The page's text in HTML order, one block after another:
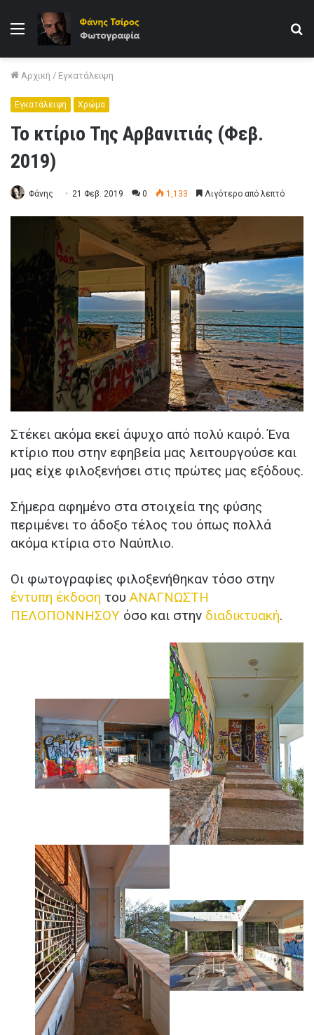
Μενού
Αρχική / Εγκατάλειψη
Εγκατάλειψη Χρώμα
Το κτίριο Της Αρβανιτιάς (Φεβ.
2019)
Φάνης 21 Φεβ. 2019 0 1,133 Λιγότερο από λεπτό
Στέκει ακόμα εκεί άψυχο από πολύ καιρό. Ένα
κτίριο που στην εφηβεία μας λειτουργούσε και
μας είχε φιλοξενήσει στις πρώτες μας εξόδους.
Σήμερα αφημένο στα στοιχεία της φύσης
περιμένει το άδοξο τέλος του όπως πολλά
ακόμα κτίρια στο Ναύπλιο.
Οι φωτογραφίες φιλοξενήθηκαν τόσο στην
έντυπη έκδοση του ΑΝΑΓΝΩΣΤΗ
ΠΕΛΟΠΟΝΝΗΣΟΥ όσο και στην διαδικτυακή.